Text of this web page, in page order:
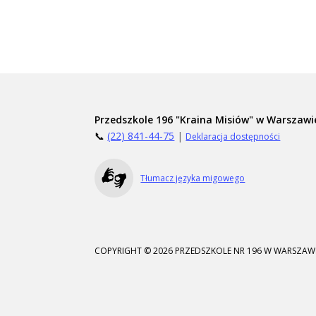
Przedszkole 196 "Kraina Misiów" w
📞(22) 841-44-75 | Deklaracja dostępności
Tłumacz języka migowego
COPYRIGHT © 2026 PRZEDSZKOLE NR 196 W